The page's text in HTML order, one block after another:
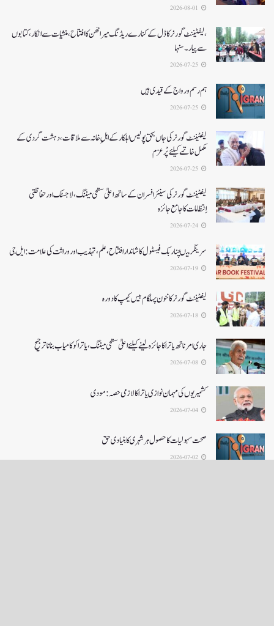
،لیفٹیننٹ گورنر کا ڈل کے کنارے ریڈنگ میراتھن کا افتتاح، منشیات سے انکار، کتابوں
سے پیار۔ سنہا
ہم رسم و رواج کے قیدی ہیں
لیفٹیننٹ گورنر کی جاں بحق پولیس اہلکار کے اہلِ خانہ سے ملاقات، دہشت گردی کے
مکمل خاتمے کیلئے پْرعزم
لیفٹیننٹ گورنر کی سینئر افسران کے ساتھ اعلیٰ سطحی میٹنگ، لاجسٹک اور حفاظتی
اِنتظامات کا جامع جائزہ
سرینگر میںچنار بک فیسٹول کا شاندار افتتاح،علم، تہذیب اور وراثت کی علامت: ایل جی
لیفٹیننٹ گورنرکا ننون پہلگام بیس کیمپ کا دورہ
جاری امرناتھ یاترا کا جائزہ لینے کیلئے اعلیٰ سطحی میٹنگ،یاترا کو کامیاب بنانا ترجیح
کشمیریوں کی مہمان نوازی یاترا کا لازمی حصہ: مودی
صحت سہولیات کا حصول ہر شہری کا بنیادی حق